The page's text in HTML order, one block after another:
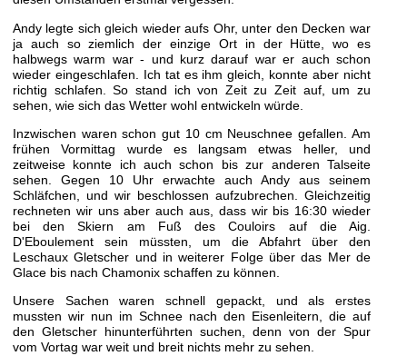
Andy legte sich gleich wieder aufs Ohr, unter den Decken war
ja auch so ziemlich der einzige Ort in der Hütte, wo es
halbwegs warm war - und kurz darauf war er auch schon
wieder eingeschlafen. Ich tat es ihm gleich, konnte aber nicht
richtig schlafen. So stand ich von Zeit zu Zeit auf, um zu
sehen, wie sich das Wetter wohl entwickeln würde.
Inzwischen waren schon gut 10 cm Neuschnee gefallen. Am
frühen Vormittag wurde es langsam etwas heller, und
zeitweise konnte ich auch schon bis zur anderen Talseite
sehen. Gegen 10 Uhr erwachte auch Andy aus seinem
Schläfchen, und wir beschlossen aufzubrechen. Gleichzeitig
rechneten wir uns aber auch aus, dass wir bis 16:30 wieder
bei den Skiern am Fuß des Couloirs auf die Aig.
D'Eboulement sein müssten, um die Abfahrt über den
Leschaux Gletscher und in weiterer Folge über das Mer de
Glace bis nach Chamonix schaffen zu können.
Unsere Sachen waren schnell gepackt, und als erstes
mussten wir nun im Schnee nach den Eisenleitern, die auf
den Gletscher hinunterführten suchen, denn von der Spur
vom Vortag war weit und breit nichts mehr zu sehen.